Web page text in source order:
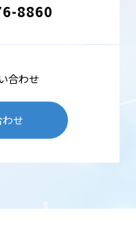
8860
合わせ
わせ